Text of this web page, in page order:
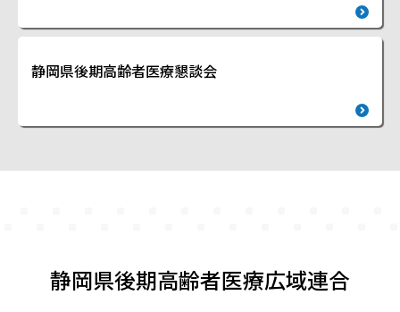
静岡県後期高齢者医療懇談会
静岡県後期高齢者医療広域連合